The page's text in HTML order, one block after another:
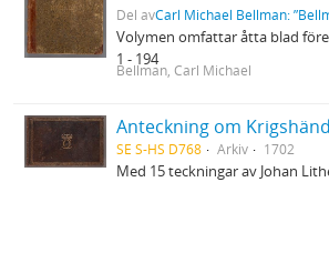
Del avCarl Michael Bellman:
Volymen omfattar åtta blad
1 - 194
Bellman, Carl Michael
SE S-HS D768 Arkiv 1702
Med 15 teckningar av Johan